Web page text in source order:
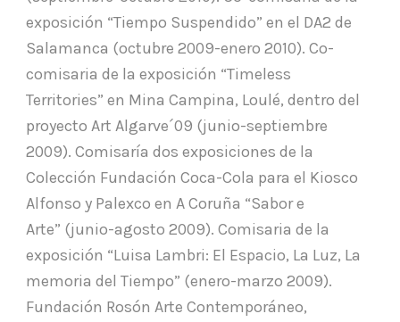
exposición “Tiempo Suspendido” en el DA2 de
Salamanca (octubre 2009-enero 2010). Co-
comisaria de la exposición “Timeless
Territories” en Mina Campina, Loulé, dentro del
proyecto Art Algarve´09 (junio-septiembre
2009). Comisaría dos exposiciones de la
Colección Fundación Coca-Cola para el Kiosco
Alfonso y Palexco en A Coruña “Sabor e
Arte” (junio-agosto 2009). Comisaria de la
exposición “Luisa Lambri: El Espacio, La Luz, La
memoria del Tiempo” (enero-marzo 2009).
Fundación Rosón Arte Contemporáneo,